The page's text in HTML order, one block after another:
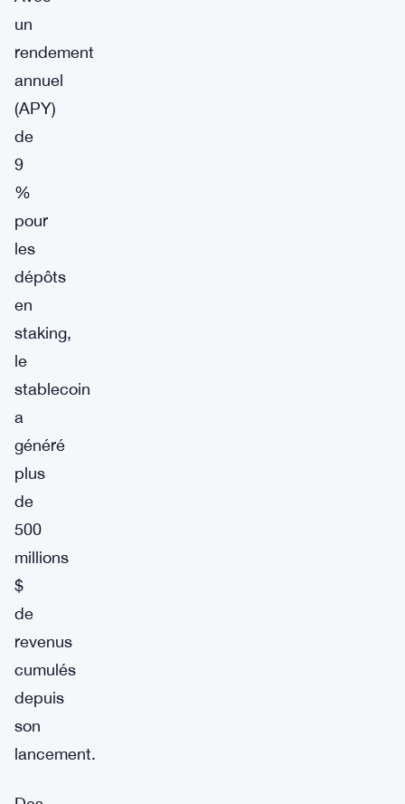
un
rendement
annuel
(APY)
de
9
%
pour
les
dépôts
en
staking,
le
stablecoin
a
généré
plus
de
500
millions
$
de
revenus
cumulés
depuis
son
lancement.